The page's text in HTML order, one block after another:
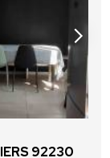
92230